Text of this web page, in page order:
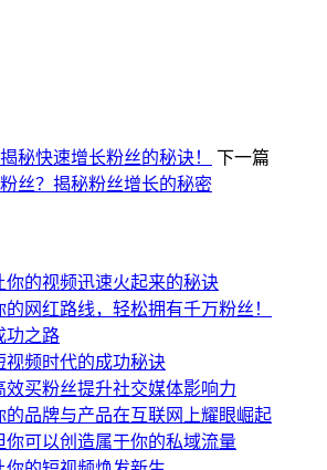
秘快速增长粉丝的秘诀！
下一篇
丝？揭秘粉丝增长的秘密
你的视频迅速火起来的秘诀
网红路线，轻松拥有千万粉丝！
功之路
视频时代的成功秘诀
效买粉丝提升社交媒体影响力
的品牌与产品在互联网上耀眼崛起
你可以创造属于你的私域流量